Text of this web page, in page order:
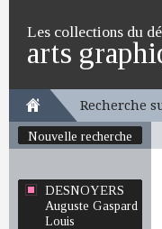
Les collections du
arts
Recherche
Nouvelle recherche
DESNOYERS
Auguste Gaspard
Louis